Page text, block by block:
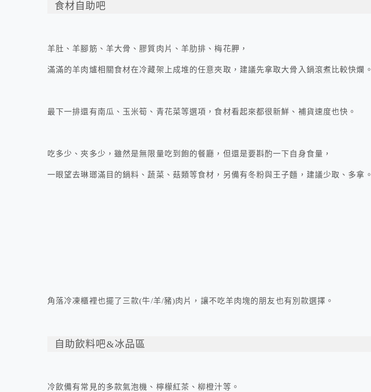
食材自助吧
羊肚、羊腳筋、羊大骨、膠質肉片、羊肋排、梅花胛，
滿滿的羊肉爐相關食材在冷藏架上成堆的任意夾取，建議先拿取大骨入鍋滾煮比較快爛。
最下一排還有南瓜、玉米筍、青花菜等選項，食材看起來都很新鮮、補貨速度也快。
吃多少、夾多少，雖然是無限量吃到飽的餐廳，但還是要斟酌一下自身食量，
一眼望去琳瑯滿目的鍋料、蔬菜、菇類等食材，另備有冬粉與王子麵，建議少取、多拿。
角落冷凍櫃裡也擺了三款(牛/羊/豬)肉片，讓不吃羊肉塊的朋友也有別款選擇。
自助飲料吧&冰品區
冷飲備有常見的多款氣泡機、檸檬紅茶、柳橙汁等。